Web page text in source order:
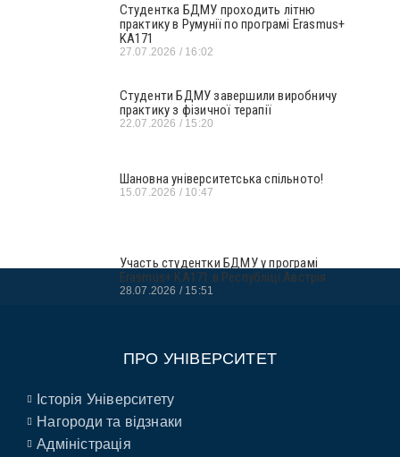
Студентка БДМУ проходить літню
практику в Румунії по програмі Erasmus+
KA171
27.07.2026 16:02
Студенти БДМУ завершили виробничу
практику з фізичної терапії
22.07.2026 15:20
Шановна університетська спільното!
15.07.2026 10:47
Участь студентки БДМУ у програмі
Erasmus+ KA171 в Республіці Австрія
28.07.2026 15:51
ПРО УНІВЕРСИТЕТ
Історія Університету
Нагороди та відзнаки
Адміністрація